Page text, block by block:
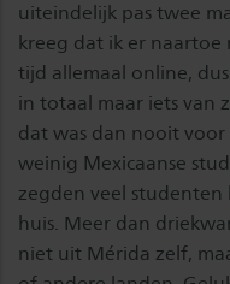
uiteindelijk pas twee
kreeg dat ik er naartoe
tijd allemaal online,
in totaal maar iets van
dat was dan nooit
weinig Mexicaanse
zegden veel
huis. Meer dan
niet uit Mérida zelf,